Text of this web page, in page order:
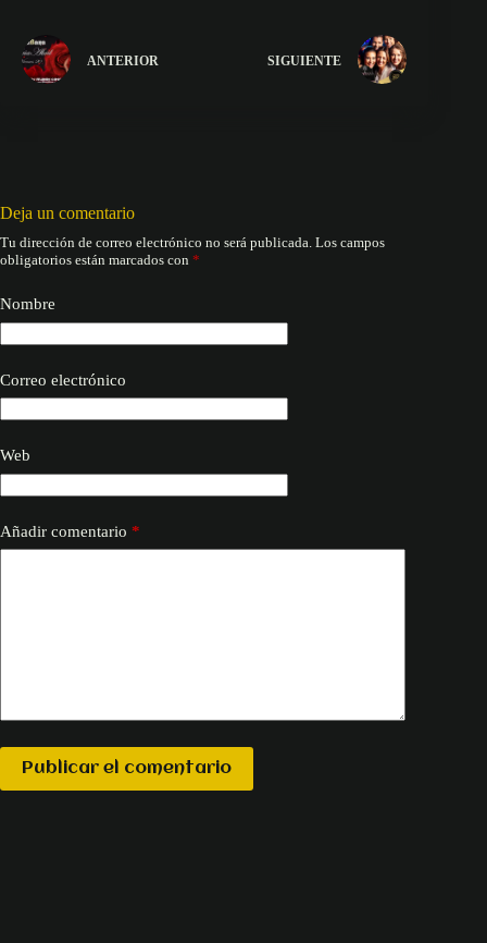
ANTERIOR SIGUIENTE
Deja un comentario
Tu dirección de correo electrónico no será publicada. Los campos
obligatorios están marcados con *
Nombre
Correo electrónico
Web
Añadir comentario *
Publicar el comentario